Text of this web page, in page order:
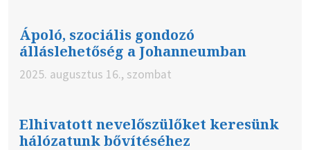
Ápoló, szociális gondozó
álláslehetőség a Johanneumban
2025. augusztus 16., szombat
Elhivatott nevelőszülőket keresünk
hálózatunk bővítéséhez